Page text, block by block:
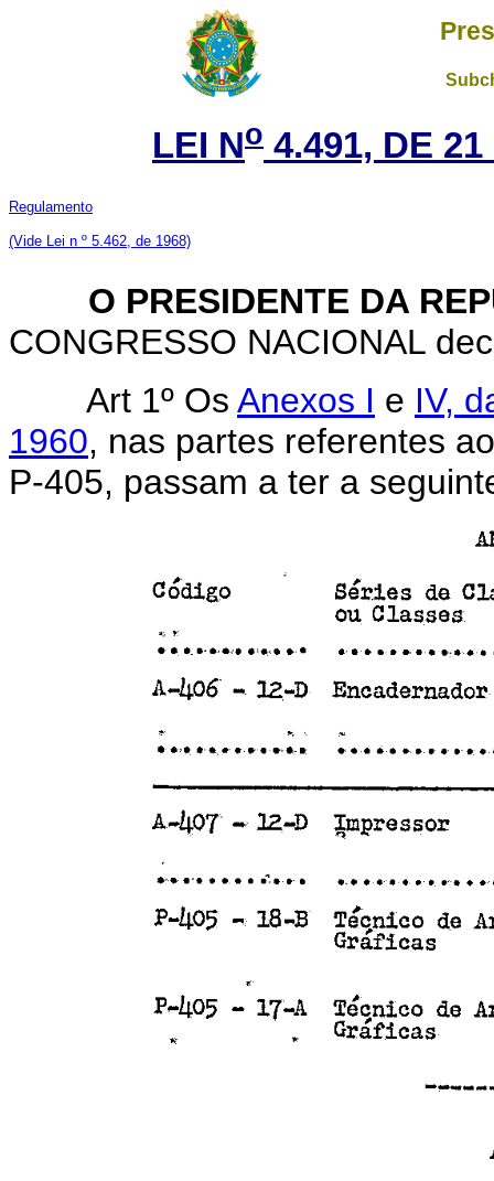
LEI No 4.491, DE
Regulamento
(Vide Lei n º 5.462, de 1968)
O PRESIDENTE DA
CONGRESSO NACIONAL
Art 1º Os Anexos I e IV,
1960, nas partes referentes
P-405, passam a ter a